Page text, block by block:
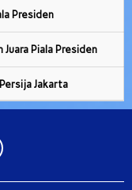
Presiden
Juara Piala Presiden
Jakarta